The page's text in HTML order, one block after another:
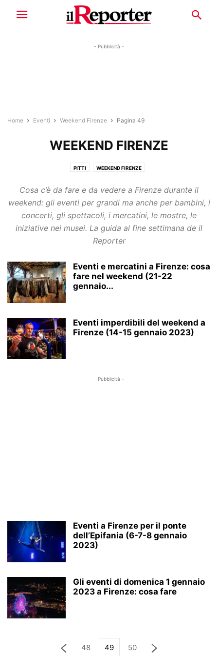
- Pubblicità -
Home Eventi Weekend Firenze Pagina 49
WEEKEND FIRENZE
PITTI WEEKEND FIRENZE
Cosa c’è da fare e da vedere a Firenze durante il
weekend: gli eventi per grandi ma anche per bambini, i
concerti, gli spettacoli, i mercatini, le mostre, le
iniziative nei musei. La guida al fine settimana de il
Reporter
Eventi e mercatini a Firenze: cosa
fare nel weekend (21-22
gennaio...
Eventi imperdibili del weekend a
Firenze (14-15 gennaio 2023)
- Pubblicità -
Eventi a Firenze per il ponte
dell’Epifania (6-7-8 gennaio
2023)
Gli eventi di domenica 1 gennaio
2023 a Firenze: cosa fare
48 49 50